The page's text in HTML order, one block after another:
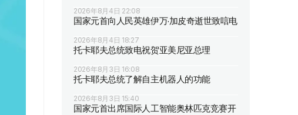
2026年8月4日 22:08
国家元首向人民英雄伊万·加皮奇逝世致唁电
2026年8月4日 18:27
托卡耶夫总统致电祝贺亚美尼亚总理
2026年8月3日 16:08
托卡耶夫总统了解自主机器人的功能
2026年8月3日 15:40
国家元首出席国际人工智能奥林匹克竞赛开